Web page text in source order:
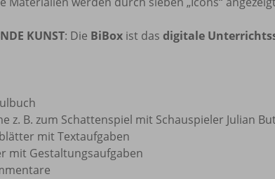
KUNST: Die BiBox ist das digitale
z. B. zum Schattenspiel mit Schauspieler Julian
mit Textaufgaben
mit Gestaltungsaufgaben